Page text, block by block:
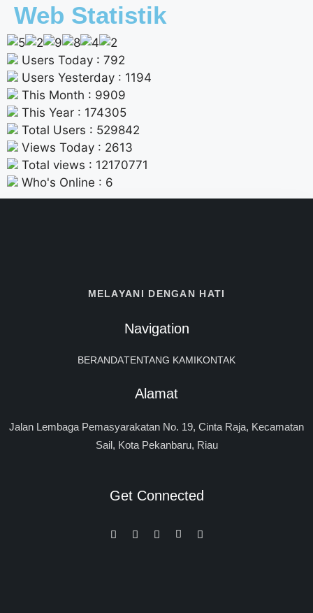
Web Statistik
Users Today : 792
Users Yesterday : 1194
This Month : 9909
This Year : 174305
Total Users : 529842
Views Today : 2613
Total views : 12170771
Who's Online : 6
MELAYANI DENGAN HATI
Navigation
BERANDATENTANG KAMIKONTAK
Alamat
Jalan Lembaga Pemasyarakatan No. 19, Cinta Raja, Kecamatan
Sail, Kota Pekanbaru, Riau
Get Connected